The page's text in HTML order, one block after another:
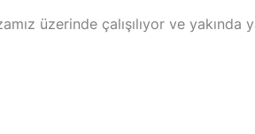
üzerinde çalışılıyor ve yakında